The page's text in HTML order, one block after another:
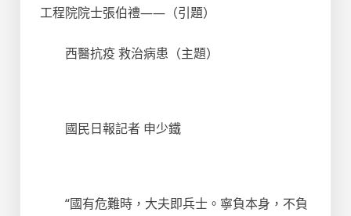
工程院院士張伯禮——（引題）
西醫抗疫 救治病患（主題）
國民日報記者 申少鐵
“國有危難時，大夫即兵士。寧負本身，不負